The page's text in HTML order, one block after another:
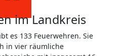
im Landkreis
es 133 Feuerwehren. Sie
in vier räumliche